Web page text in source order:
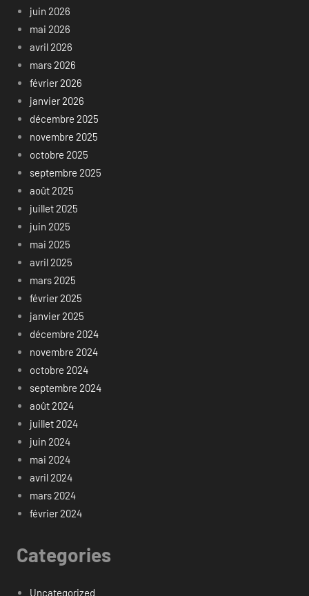
juin 2026
mai 2026
avril 2026
mars 2026
février 2026
janvier 2026
décembre 2025
novembre 2025
octobre 2025
septembre 2025
août 2025
juillet 2025
juin 2025
mai 2025
avril 2025
mars 2025
février 2025
janvier 2025
décembre 2024
novembre 2024
octobre 2024
septembre 2024
août 2024
juillet 2024
juin 2024
mai 2024
avril 2024
mars 2024
février 2024
Categories
Uncategorized